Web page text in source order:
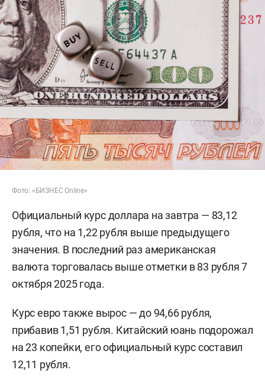
Фото: «БИЗНЕС Online»
Официальный курс доллара на завтра — 83,12
рубля, что на 1,22 рубля выше предыдущего
значения. В последний раз американская
валюта торговалась выше отметки в 83 рубля 7
октября 2025 года.
Курс евро также вырос — до 94,66 рубля,
прибавив 1,51 рубля. Китайский юань подорожал
на 23 копейки, его официальный курс составил
12,11 рубля.